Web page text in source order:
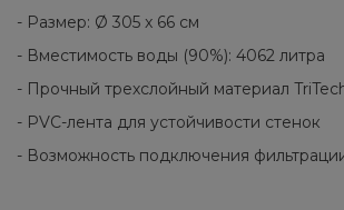
- Размер: Ø 305 x 66 см
- Вместимость воды (90%): 4062 литра
- Прочный трехслойный материал
- PVC-лента для устойчивости стенок
- Возможность подключения